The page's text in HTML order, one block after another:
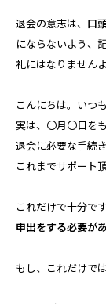
退会の意志は、 口
にならないよう、
礼にはなりませんよ
こんにちは。いつ
実は、〇月〇日を
退会に必要な手続
これまでサポート
これだけで十分で
申出をする必要が
もし、これだけで